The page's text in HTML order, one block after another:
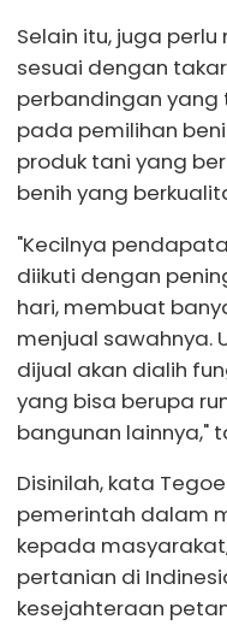
Selain itu, juga
sesuai dengan
perbandingan yang
pada pemilihan
produk tani yang
benih yang
"Kecilnya
diikuti dengan
hari, membuat
menjual sawahnya.
dijual akan dialih
yang bisa berupa
bangunan lainnya,"
Disinilah, kata
pemerintah dalam
kepada
pertanian di
kesejahteraan